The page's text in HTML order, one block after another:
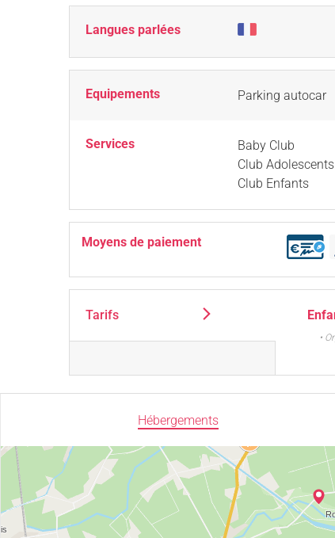
Langues parlées
Equipements Parking autocar
Services
Baby Club
Club Adolescents
Club Enfants
Moyens de paiement
Tarifs
•
Hébergements